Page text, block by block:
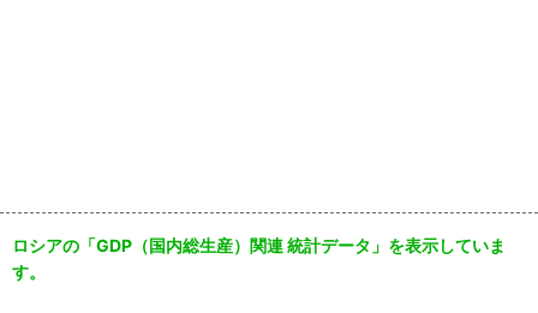
ロシアの「GDP（国内総生産）関連 統計データ」を表示していま
す。